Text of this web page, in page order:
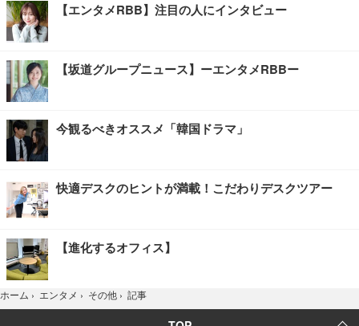
【エンタメRBB】注目の人にインタビュー
【坂道グループニュース】ーエンタメRBBー
今観るべきオススメ「韓国ドラマ」
快適デスクのヒントが満載！こだわりデスクツアー
【進化するオフィス】
ホーム › エンタメ › その他 › 記事